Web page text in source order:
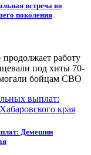
встреча во
поколения
работу
под хиты 70-
бойцам СВО
Демешин